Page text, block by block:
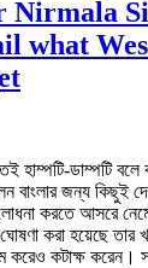
Nirmala
what
হাম্পটি-ডাম্পটি বলে
বাংলার জন্য কিছুই
করতে আসরে
করা হয়েছে তার
করেও কটাক্ষ